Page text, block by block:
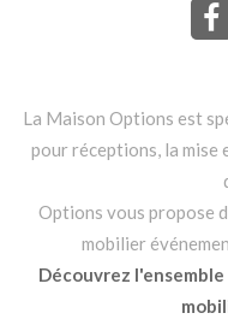
La Maison Options est
pour réceptions, la mise
Options vous propose
mobilier
Découvrez